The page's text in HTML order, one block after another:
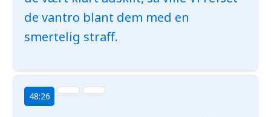
de vantro blant dem med en
smertelig straff.
48:26